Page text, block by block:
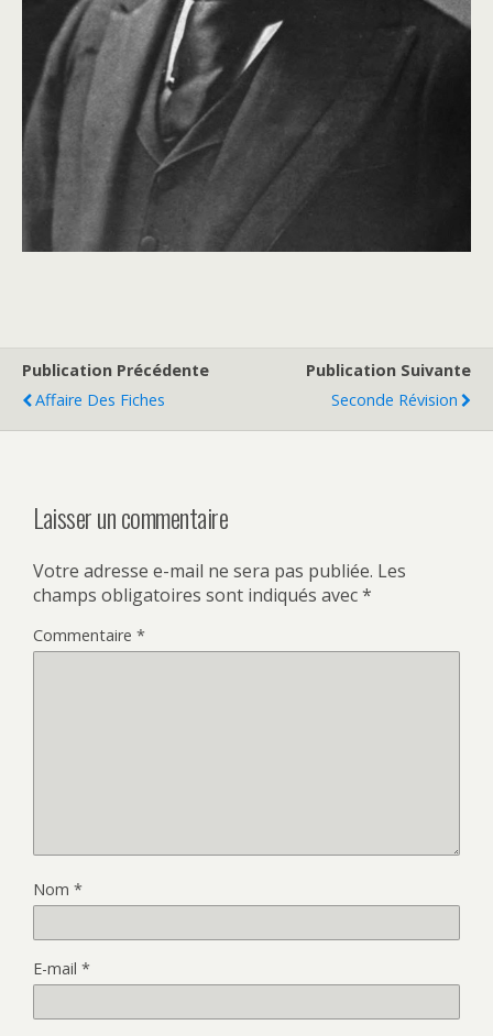
Publication Précédente
Affaire Des Fiches
Publication Suivante
Seconde Révision
Laisser un commentaire
Votre adresse e-mail ne sera pas publiée. Les
champs obligatoires sont indiqués avec*
Commentaire *
Nom *
E-mail *